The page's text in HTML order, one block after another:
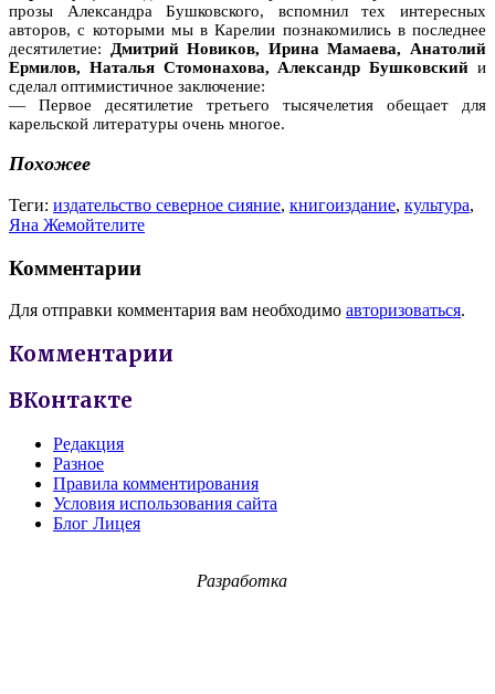
прозы Александра Бушковского, вспомнил тех интересных
авторов, с которыми мы в Карелии познакомились в последнее
десятилетие: Дмитрий Новиков, Ирина Мамаева, Анатолий
Ермилов, Наталья Стомонахова, Александр Бушковский и
сделал оптимистичное заключение:
— Первое десятилетие третьего тысячелетия обещает для
карельской литературы очень многое.
Похожее
Теги: издательство северное сияние, книгоиздание, культура,
Яна Жемойтелите
Комментарии
Для отправки комментария вам необходимо авторизоваться.
Комментарии
ВКонтакте
Редакция
Разное
Правила комментирования
Условия использования сайта
Блог Лицея
Разработка